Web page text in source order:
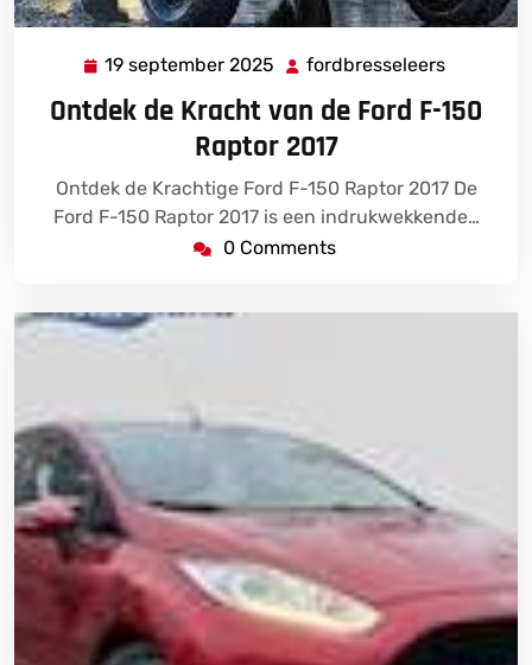
19 september 2025 19
september
2025
fordbresseleers
Ontdek de Kracht van de Ford F-150
Raptor 2017
Ontdek de Krachtige Ford F-150 Raptor 2017 De
Ford F-150 Raptor 2017 is een indrukwekkende…
0 Comments